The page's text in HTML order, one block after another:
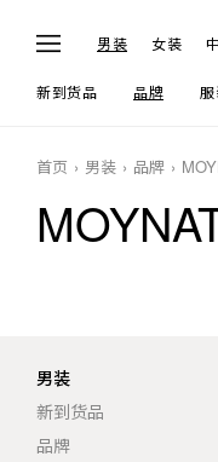
男装 女装
新到货品 品牌
首页 男装 品牌
男装
新到货品
品牌